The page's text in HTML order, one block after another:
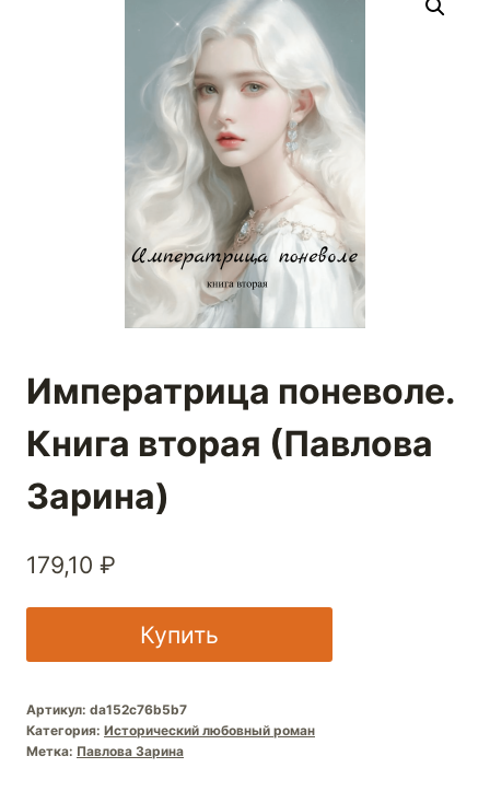
Императрица поневоле.
Книга вторая (Павлова
Зарина)
179,10 ₽
Купить
Артикул: da152c76b5b7
Категория: Исторический любовный роман
Метка: Павлова Зарина